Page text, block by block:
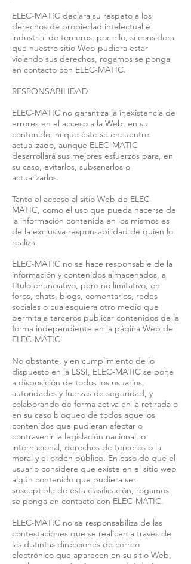
ELEC-MATIC declara su respeto a los
derechos de propiedad intelectual e
industrial de terceros; por ello, si considera
que nuestro sitio Web pudiera estar
violando sus derechos, rogamos se ponga
en contacto con ELEC-MATIC.
RESPONSABILIDAD
ELEC-MATIC no garantiza la inexistencia de
errores en el acceso a la Web, en su
contenido, ni que éste se encuentre
actualizado, aunque ELEC-MATIC
desarrollará sus mejores esfuerzos para, en
su caso, evitarlos, subsanarlos o
actualizarlos.
Tanto el acceso al sitio Web de ELEC-
MATIC, como el uso que pueda hacerse de
la información contenida en los mismos es
de la exclusiva responsabilidad de quien lo
realiza.
ELEC-MATIC no se hace responsable de la
información y contenidos almacenados, a
título enunciativo, pero no limitativo, en
foros, chats, blogs, comentarios, redes
sociales o cualesquiera otro medio que
permita a terceros publicar contenidos de la
forma independiente en la página Web de
ELEC-MATIC.
No obstante, y en cumplimiento de lo
dispuesto en la LSSI, ELEC-MATIC se pone
a disposición de todos los usuarios,
autoridades y fuerzas de seguridad, y
colaborando de forma activa en la retirada o
en su caso bloqueo de todos aquellos
contenidos que pudieran afectar o
contravenir la legislación nacional, o
internacional, derechos de terceros o la
moral y el orden público. En caso de que el
usuario considere que existe en el sitio web
algún contenido que pudiera ser
susceptible de esta clasificación, rogamos
se ponga en contacto con ELEC-MATIC.
ELEC-MATIC no se responsabiliza de las
contestaciones que se realicen a través de
las distintas direcciones de correo
electrónico que aparecen en su sitio Web,